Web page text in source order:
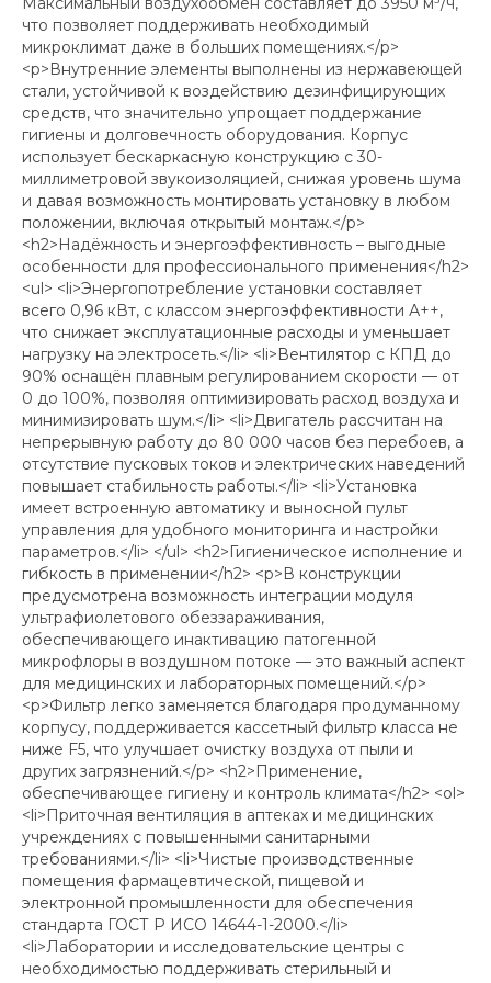
что позволяет поддерживать необходимый
микроклимат даже в больших помещениях.</p>
<p>Внутренние элементы выполнены из нержавеющей
стали, устойчивой к воздействию дезинфицирующих
средств, что значительно упрощает поддержание
гигиены и долговечность оборудования. Корпус
использует бескаркасную конструкцию с 30-
миллиметровой звукоизоляцией, снижая уровень шума
и давая возможность монтировать установку в любом
положении, включая открытый монтаж.</p>
<h2>Надёжность и энергоэффективность – выгодные
особенности для профессионального применения</h2>
<ul> <li>Энергопотребление установки составляет
всего 0,96 кВт, с классом энергоэффективности А++,
что снижает эксплуатационные расходы и уменьшает
нагрузку на электросеть.</li> <li>Вентилятор с КПД до
90% оснащён плавным регулированием скорости — от
0 до 100%, позволяя оптимизировать расход воздуха и
минимизировать шум.</li> <li>Двигатель рассчитан на
непрерывную работу до 80 000 часов без перебоев, а
отсутствие пусковых токов и электрических наведений
повышает стабильность работы.</li> <li>Установка
имеет встроенную автоматику и выносной пульт
управления для удобного мониторинга и настройки
параметров.</li> </ul> <h2>Гигиеническое исполнение и
гибкость в применении</h2> <p>В конструкции
предусмотрена возможность интеграции модуля
ультрафиолетового обеззараживания,
обеспечивающего инактивацию патогенной
микрофлоры в воздушном потоке — это важный аспект
для медицинских и лабораторных помещений.</p>
<p>Фильтр легко заменяется благодаря продуманному
корпусу, поддерживается кассетный фильтр класса не
ниже F5, что улучшает очистку воздуха от пыли и
других загрязнений.</p> <h2>Применение,
обеспечивающее гигиену и контроль климата</h2> <ol>
<li>Приточная вентиляция в аптеках и медицинских
учреждениях с повышенными санитарными
требованиями.</li> <li>Чистые производственные
помещения фармацевтической, пищевой и
электронной промышленности для обеспечения
стандарта ГОСТ Р ИСО 14644-1-2000.</li>
<li>Лаборатории и исследовательские центры с
необходимостью поддерживать стерильный и